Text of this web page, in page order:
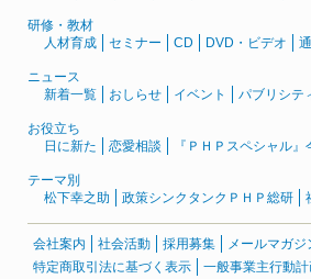
研修・教材
人材育成
セミナー CD DVD・ビデオ
ニュース
新着一覧
おしらせ イベント パブリシテ
お役立ち
日に新た
恋愛相談 『ＰＨＰスペシャル
テーマ別
松下幸之助
政策シンクタンクＰＨＰ総研
会社案内 社会活動 採用募集 メールマガジ
特定商取引法に基づく表示
一般事業主行動